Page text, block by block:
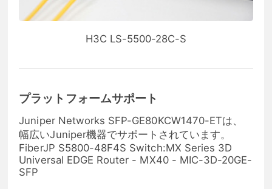
H3C LS-5500-28C-S
プラットフォームサポート
Juniper Networks SFP-GE80KCW1470-ETは、
幅広いJuniper機器でサポートされています。
FiberJP S5800-48F4S Switch:MX Series 3D
Universal EDGE Router - MX40 - MIC-3D-20GE-
SFP